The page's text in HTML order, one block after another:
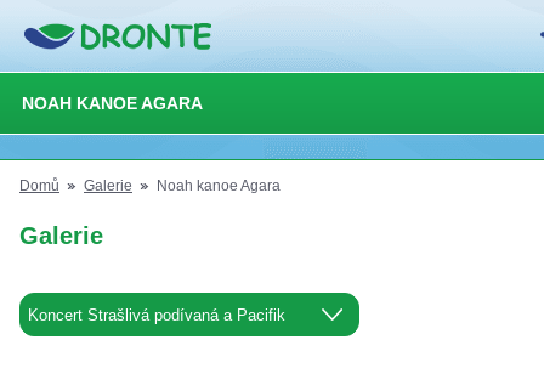
NOAH KANOE AGARA
Domů Galerie Noah kanoe Agara
Galerie